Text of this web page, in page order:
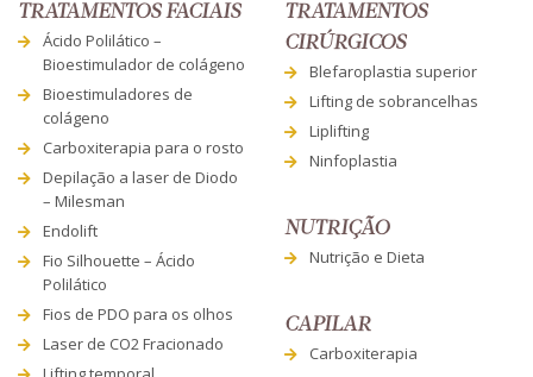
TRATAMENTOS FACIAIS
Ácido Polilático –
Bioestimulador de colágeno
Bioestimuladores de
colágeno
Carboxiterapia para o rosto
Depilação a laser de Diodo
– Milesman
Endolift
Fio Silhouette – Ácido
Polilático
Fios de PDO para os olhos
Laser de CO2 Fracionado
TRATAMENTOS
CIRÚRGICOS
Blefaroplastia superior
Lifting de sobrancelhas
Liplifting
Ninfoplastia
NUTRIÇÃO
Nutrição e Dieta
CAPILAR
Carboxiterapia